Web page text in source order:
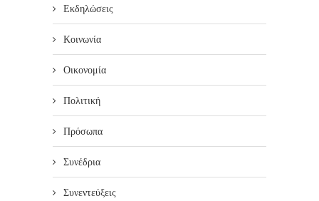
Εκδηλώσεις
Κοινωνία
Οικονομία
Πολιτική
Πρόσωπα
Συνέδρια
Συνεντεύξεις